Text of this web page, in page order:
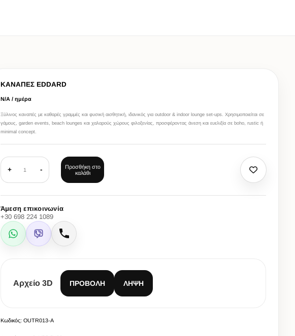
ΚΑΝΑΠΕΣ EDDARD
Ν/Α / ημέρα
Ξύλινος καναπές με καθαρές γραμμές και φυσική αισθητική, ιδανικός για outdoor & indoor lounge set-ups. Χρησιμοποιείται σε
γάμους, garden events, beach lounges και χαλαρούς χώρους φιλοξενίας, προσφέροντας άνεση και ευελιξία σε boho, rustic ή
minimal concept.
+ 1 -
Προσθήκη στο
καλάθι
Άμεση επικοινωνία
+30 698 224 1089
WhatsApp
Viber Κλήση
Αρχείο 3D ΠΡΟΒΟΛΉ ΛΉΨΗ
Κωδικός: OUTR013-A